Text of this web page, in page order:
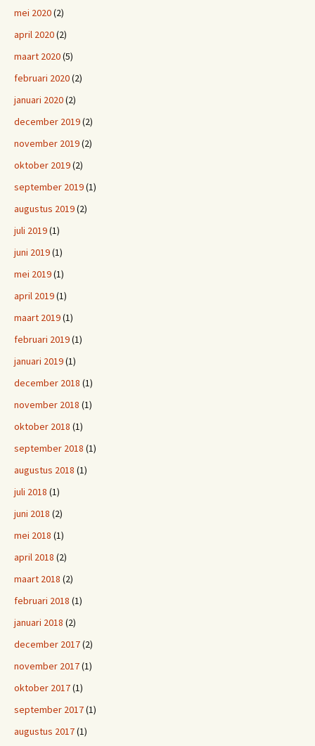
mei 2020(2)
april 2020(2)
maart 2020(5)
februari 2020(2)
januari 2020(2)
december 2019(2)
november 2019(2)
oktober 2019(2)
september 2019(1)
augustus 2019(2)
juli 2019(1)
juni 2019(1)
mei 2019(1)
april 2019(1)
maart 2019(1)
februari 2019(1)
januari 2019(1)
december 2018 (1)
november 2018 (1)
oktober 2018 (1)
september 2018 (1)
augustus 2018 (1)
juli 2018 (1)
juni 2018 (2)
mei 2018 (1)
april 2018 (2)
maart 2018 (2)
februari 2018 (1)
januari 2018 (2)
december 2017(2)
november 2017(1)
oktober 2017(1)
september 2017(1)
augustus 2017(1)